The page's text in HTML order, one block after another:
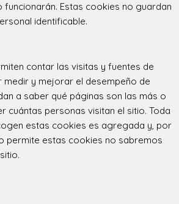
funcionarán. Estas cookies no guardan
identificable.
contar las visitas y fuentes de
medir y mejorar el desempeño de
a saber qué páginas son las más o
cuántas personas visitan el sitio. Toda
estas cookies es agregada y, por
permite estas cookies no sabremos